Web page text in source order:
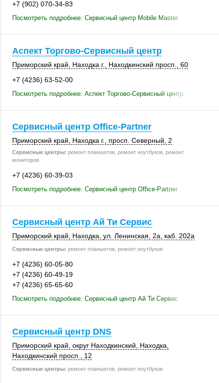
+7 (902) 070-34-83
Посмотреть подробнее: Сервисный центр Mobile Master
Аспект Торгово-Сервисный центр
Приморский край Находка г.
, Находкинский просп., 60
+7 (4236) 63-52-00
Посмотреть подробнее: Аспект Торгово-Сервисный центр
Сервисный центр Office-Partner
Приморский край Находка г. просп. Северный, 2
Сервисные центры: ремонт планшетов, ремонт ноутбуков, ремонт
мониторов
+7 (4236) 60-39-03
Посмотреть подробнее: Сервисный центр Office-Partner
Сервисный центр Ай Ти Сервис
Приморский край Находка ул. Ленинская, 2а каб. 202а
Сервисные центры: ремонт планшетов, ремонт ноутбуков
+7 (4236) 60-05-80
+7 (4236) 60-49-19
+7 (4236) 65-65-60
Посмотреть подробнее: Сервисный центр Ай Ти Сервис
Сервисный центр DNS
Приморский край округ Находкинский Находка
Находкинский просп., 12
Сервисные центры: ремонт планшетов, ремонт ноутбуков